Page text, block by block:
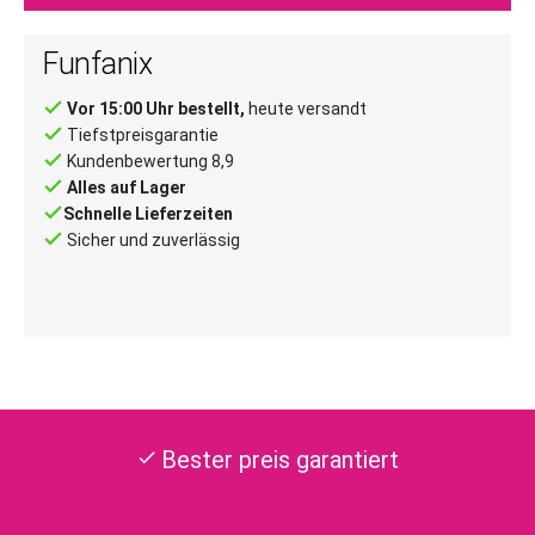
Funfanix
done Vor 15:00 Uhr bestellt, heute versandt
done Tiefstpreisgarantie
done Kundenbewertung 8,9
done Alles auf Lager
doneSchnelle Lieferzeiten
done Sicher und zuverlässig
check Bester preis garantiert